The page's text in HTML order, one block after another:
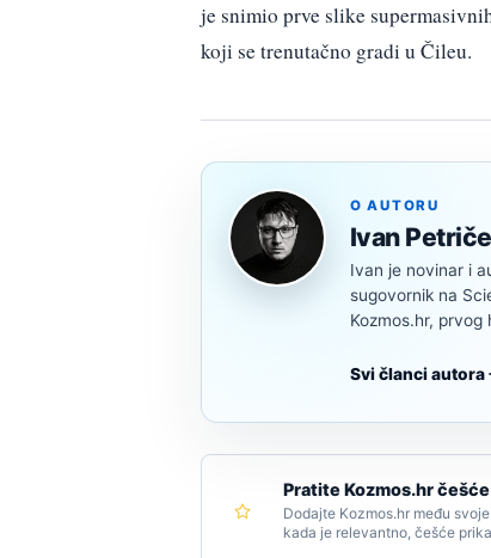
je snimio prve slike
koji se trenutačno gradi u Čileu.
O AUTORU
Ivan
Ivan je novinar i
sugovornik na
Kozmos.hr,
Svi članci autora
Pratite Kozmos.hr
Dodajte Kozmos.hr među
kada je relevantno, češće